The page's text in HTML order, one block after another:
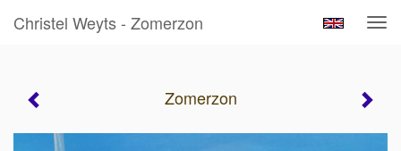
Christel Weyts - Zomerzon
Zomerzon